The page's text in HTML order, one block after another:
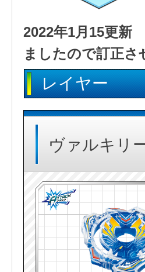
2022年1月15更新
ましたので訂正さ
レイヤー
ヴァルキリ